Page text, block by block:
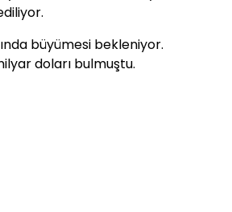
büyümesi bekleniyor.
doları bulmuştu.